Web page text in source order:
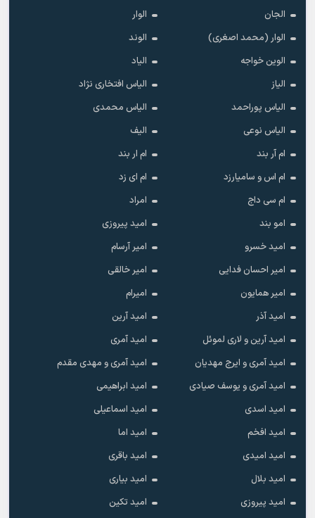
الجان
الوار
الوار (محمد اصغری)
الوند
الوین خواجه
الیاد
الیاز
الیاس افتخاری نژاد
الیاس پوراحمد
الیاس محمدی
الیاس نوعی
الیف
ام آر بند
ام ار بند
ام اس و سامیارزد
ام ای زد
ام سی داج
امراد
امو بند
امید پیروزی
امید خسرو
امیر آرسام
امیر احسان فدایی
امیر خالقى
امیر همایون
امیرام
امید آذر
امید آرین
امید آرین و لاری لموئل
امید آمری
امید آمری و ایرج مهدیان
امید آمری و مهدی مقدم
امید آمری و یوسف صیادی
امید ابراهیمی
امید اسدی
امید اسماعیلی
امید افخم
امید اما
امید امیدی
امید باقری
امید بلال
امید بیاری
امید پیروزی
امید تکین